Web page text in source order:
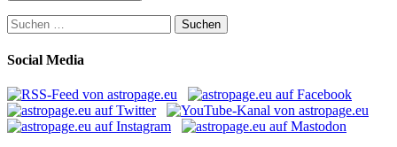
Suchen
nach:
Social Media